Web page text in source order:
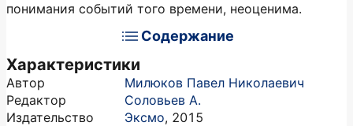
понимания событий того времени, неоценима.
Содержание
Характеристики
Автор
Милюков Павел Николаевич
Редактор
Соловьев А.
Издательство
Эксмо, 2015